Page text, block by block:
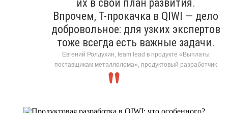
их в свой план развития.
Впрочем, T-прокачка в QIWI — дело
добровольное: для узких экспертов
тоже всегда есть важные задачи.
Евгений Ролдухин, team lead в продукте «Выплаты
поставщикам металлолома», продуктовый разработчик